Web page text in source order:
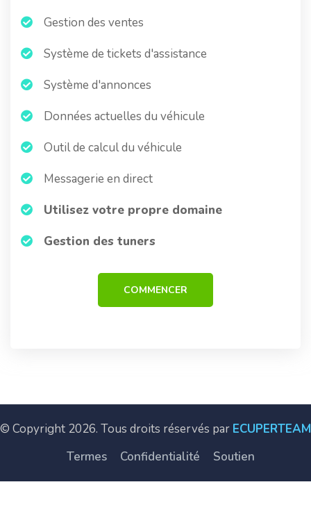
Gestion des ventes
Système de tickets d'assistance
Système d'annonces
Données actuelles du véhicule
Outil de calcul du véhicule
Messagerie en direct
Utilisez votre propre domaine
Gestion des tuners
COMMENCER
© Copyright 2026. Tous droits réservés par ECUPERTEAM
Termes
Confidentialité Soutien